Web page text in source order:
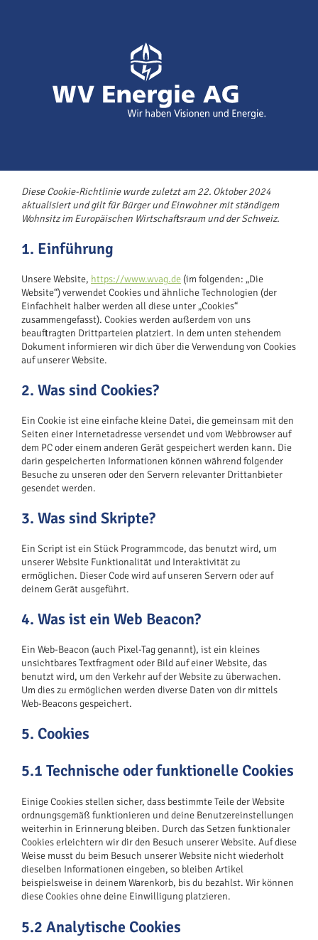
Diese Cookie-Richtlinie wurde zuletzt am 22. Oktober 2024
aktualisiert und gilt für Bürger und Einwohner mit ständigem
Wohnsitz im Europäischen Wirtschaftsraum und der Schweiz.
1. Einführung
Unsere Website, https://www.wvag.de(im folgenden: „Die
Website“) verwendet Cookies und ähnliche Technologien (der
Einfachheit halber werden all diese unter „Cookies“
zusammengefasst). Cookies werden außerdem von uns
beauftragten Drittparteien platziert. In dem unten stehendem
Dokument informieren wir dich über die Verwendung von Cookies
auf unserer Website.
2. Was sind Cookies?
Ein Cookie ist eine einfache kleine Datei, die gemeinsam mit den
Seiten einer Internetadresse versendet und vom Webbrowser auf
dem PC oder einem anderen Gerät gespeichert werden kann. Die
darin gespeicherten Informationen können während folgender
Besuche zu unseren oder den Servern relevanter Drittanbieter
gesendet werden.
3. Was sind Skripte?
Ein Script ist ein Stück Programmcode, das benutzt wird, um
unserer Website Funktionalität und Interaktivität zu
ermöglichen. Dieser Code wird auf unseren Servern oder auf
deinem Gerät ausgeführt.
4. Was ist ein Web Beacon?
Ein Web-Beacon (auch Pixel-Tag genannt), ist ein kleines
unsichtbares Textfragment oder Bild auf einer Website, das
benutzt wird, um den Verkehr auf der Website zu überwachen.
Um dies zu ermöglichen werden diverse Daten von dir mittels
Web-Beacons gespeichert.
5. Cookies
5.1 Technische oder funktionelle Cookies
Einige Cookies stellen sicher, dass bestimmte Teile der Website
ordnungsgemäß funktionieren und deine Benutzereinstellungen
weiterhin in Erinnerung bleiben. Durch das Setzen funktionaler
Cookies erleichtern wir dir den Besuch unserer Website. Auf diese
Weise musst du beim Besuch unserer Website nicht wiederholt
dieselben Informationen eingeben, so bleiben Artikel
beispielsweise in deinem Warenkorb, bis du bezahlst. Wir können
diese Cookies ohne deine Einwilligung platzieren.
5.2 Analytische Cookies